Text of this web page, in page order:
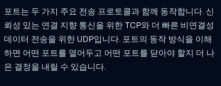
포트는 두 가지 주요 전송 프로토콜과 함께 동작합니다. 신
뢰성 있는 연결 지향 통신을 위한 TCP와 더 빠른 비연결성
데이터 전송을 위한 UDP입니다. 포트의 동작 방식을 이해
하면 어떤 포트를 열어두고 어떤 포트를 닫아야 할지 더 나
은 결정을 내릴 수 있습니다.